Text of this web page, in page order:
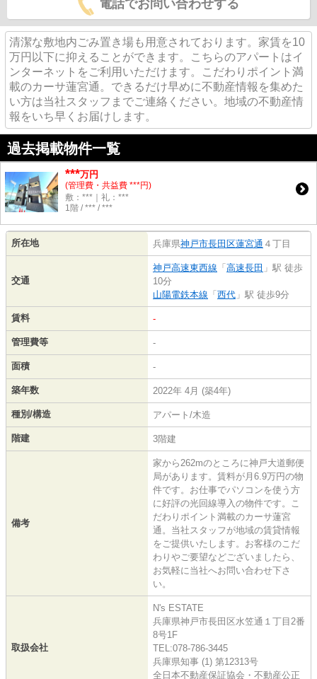
電話でお問い合わせする
清潔な敷地内ごみ置き場も用意されております。家賃を10
万円以下に抑えることができます。こちらのアパートはイ
ンターネットをご利用いただけます。こだわりポイント満
載のカーサ蓮宮通。できるだけ早めに不動産情報を集めた
い方は当社スタッフまでご連絡ください。地域の不動産情
報をいち早くお届けします。
過去掲載物件一覧
***万円
(管理費・共益費 ***円)
敷：***｜礼：***
1階 / *** / ***
所在地 兵庫県神戸市長田区蓮宮通 ４丁目
交通
神戸高速東西線 「 高速長田 」駅 徒歩
10分
山陽電鉄本線 「 西代 」駅 徒歩9分
賃料 -
管理費等 -
面積 -
築年数 2022年 4月 (築4年)
種別/構造 アパート/木造
階建 3階建
備考
家から262mのところに神戸大道郵便
局があります。賃料が月6.9万円の物
件です。お仕事でパソコンを使う方
に好評の光回線導入の物件です。こ
だわりポイント満載のカーサ蓮宮
通。当社スタッフが地域の賃貸情報
をご提供いたします。お客様のこだ
わりやご要望などございましたら、
お気軽に当社へお問い合わせ下さ
い。
取扱会社
N's ESTATE
兵庫県神戸市長田区水笠通１丁目2番
8号1F
TEL:078-786-3445
兵庫県知事 (1) 第12313号
全日本不動産保証協会・不動産公正